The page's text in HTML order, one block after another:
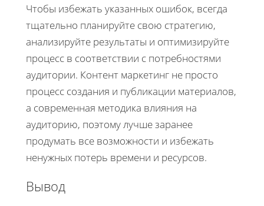
Чтобы избежать указанных ошибок, всегда
тщательно планируйте свою стратегию,
анализируйте результаты и оптимизируйте
процесс в соответствии с потребностями
аудитории. Контент маркетинг не просто
процесс создания и публикации материалов,
а современная методика влияния на
аудиторию, поэтому лучше заранее
продумать все возможности и избежать
ненужных потерь времени и ресурсов.
Вывод